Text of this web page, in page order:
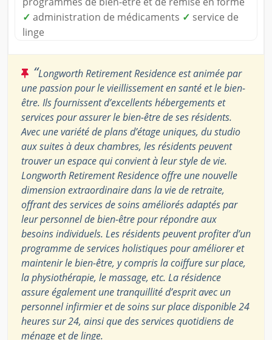
✓ administration de médicaments ✓ service de
linge
“Longworth Retirement Residence est animée par
une passion pour le vieillissement en santé et le bien-
être. Ils fournissent d’excellents hébergements et
services pour assurer le bien-être de ses résidents.
Avec une variété de plans d’étage uniques, du studio
aux suites à deux chambres, les résidents peuvent
trouver un espace qui convient à leur style de vie.
Longworth Retirement Residence offre une nouvelle
dimension extraordinaire dans la vie de retraite,
offrant des services de soins améliorés adaptés par
leur personnel de bien-être pour répondre aux
besoins individuels. Les résidents peuvent profiter d’un
programme de services holistiques pour améliorer et
maintenir le bien-être, y compris la coiffure sur place,
la physiothérapie, le massage, etc. La résidence
assure également une tranquillité d’esprit avec un
personnel infirmier et de soins sur place disponible 24
heures sur 24, ainsi que des services quotidiens de
ménage et de linge.